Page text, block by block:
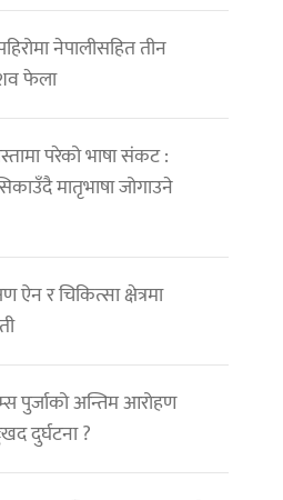
नेपालीसहित तीन
शव फेला
परेको भाषा संकट :
मातृभाषा जोगाउने
ऐन र चिकित्सा क्षेत्रमा
पुर्जाको अन्तिम आरोहण
दुर्घटना ?